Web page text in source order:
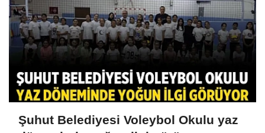
Şuhut Belediyesi Voleybol Okulu yaz